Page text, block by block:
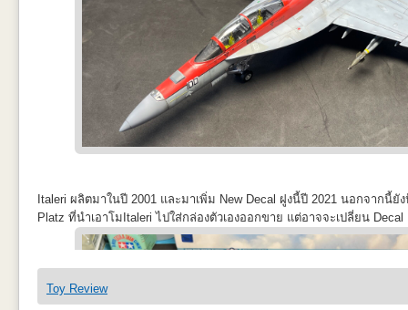
Italeri ผลิตมาในปี 2001 และมาเพิ่ม New Decal ฝูงนี้ปี 2021 นอกจากนี้ยั
Platz ที่นำเอาโมItaleri ไปใส่กล่องตัวเองออกขาย แต่อาจจะเปลี่ยน Decal
Toy Review